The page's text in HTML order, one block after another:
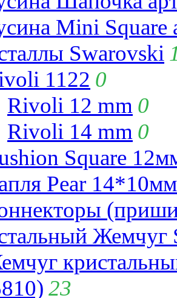
Mini Square
Swarovski
1122 0
Rivoli 12 mm 0
Rivoli 14 mm 0
Square
Pear
Жемчуг
23